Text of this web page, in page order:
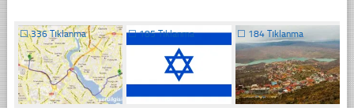
☐336 Tıklanma ☐185 Tıklanma ☐ 184 Tıklanma